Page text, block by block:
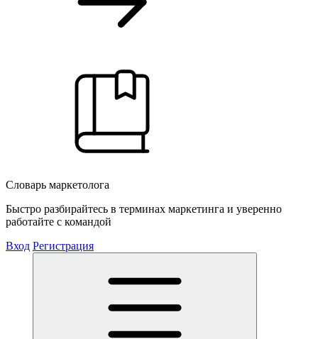
Словарь маркетолога
Быстро разбирайтесь в терминах маркетинга и уверенно
работайте с командой
Вход Регистрация